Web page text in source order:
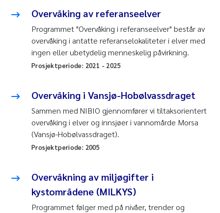
Overvåking av referanseelver
Programmet "Overvåking i referanseelver" består av
overvåking i antatte referanselokaliteter i elver med
ingen eller ubetydelig menneskelig påvirkning.
Prosjektperiode: 2021 - 2025
Overvåking i Vansjø-Hobølvassdraget
Sammen med NIBIO gjennomfører vi tiltaksorientert
overvåking i elver og innsjøer i vannomårde Morsa
(Vansjø-Hobølvassdraget).
Prosjektperiode: 2005
Overvåkning av miljøgifter i
kystområdene (MILKYS)
Programmet følger med på nivåer, trender og